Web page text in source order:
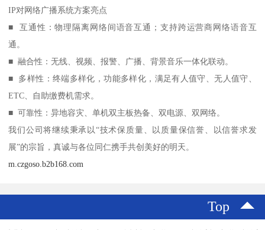
IP对网络广播系统方案亮点
■ 互通性：物理隔离网络间语音互通；支持跨运营商网络语音互
通。
■ 融合性：无线、视频、报警、广播、背景音乐一体化联动。
■ 多样性：终端多样化，功能多样化，满足有人值守、无人值守、
ETC、自助缴费机需求。
■ 可靠性：异地容灾、单机双主板热备、双电源、双网络。
我们公司将继续秉承以“技术保质量、以质量保信誉、以信誉求发
展”的宗旨，真诚与各位同仁携手共创美好的明天。
m.czgoso.b2b168.com
Top